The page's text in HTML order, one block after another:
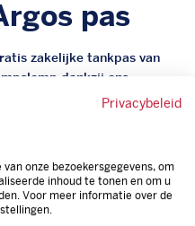
pas
zakelijke tankpas van
dankzij ons
alles bijhoudt.
geniet je van het gemak
vast aan een contract en
producten dan
Privacybeleid
onze bezoekersgegevens, om
inhoud te tonen en om u
Voor meer informatie over de